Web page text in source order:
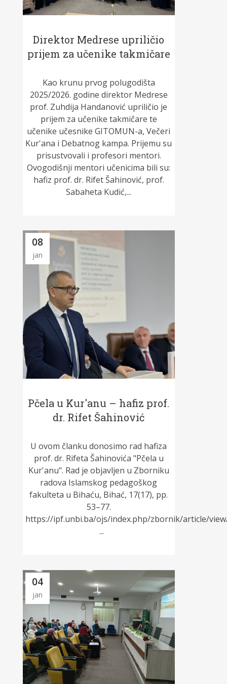
Direktor Medrese upriličio
prijem za učenike takmičare
Kao krunu prvog polugodišta
2025/2026. godine direktor Medrese
prof. Zuhdija Handanović upriličio je
prijem za učenike takmičare te
učenike učesnike GITOMUN-a, Večeri
Kur'ana i Debatnog kampa. Prijemu su
prisustvovali i profesori mentori.
Ovogodišnji mentori učenicima bili su:
hafiz prof. dr. Rifet Šahinović, prof.
Sabaheta Kudić,...
08
jan
Pčela u Kur'anu – hafiz prof.
dr. Rifet Šahinović
U ovom članku donosimo rad hafiza
prof. dr. Rifeta Šahinovića "Pčela u
Kur'anu". Rad je objavljen u Zborniku
radova Islamskog pedagoškog
fakulteta u Bihaću, Bihać, 17(17), pp.
53–77.
https://ipf.unbi.ba/ojs/index.php/zbornik/article/
...
04
jan